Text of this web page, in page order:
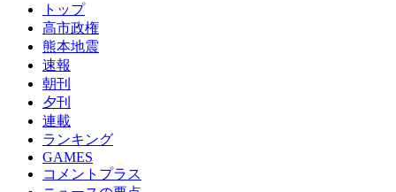
トップ
高市政権
熊本地震
速報
朝刊
夕刊
連載
ランキング
GAMES
コメントプラス